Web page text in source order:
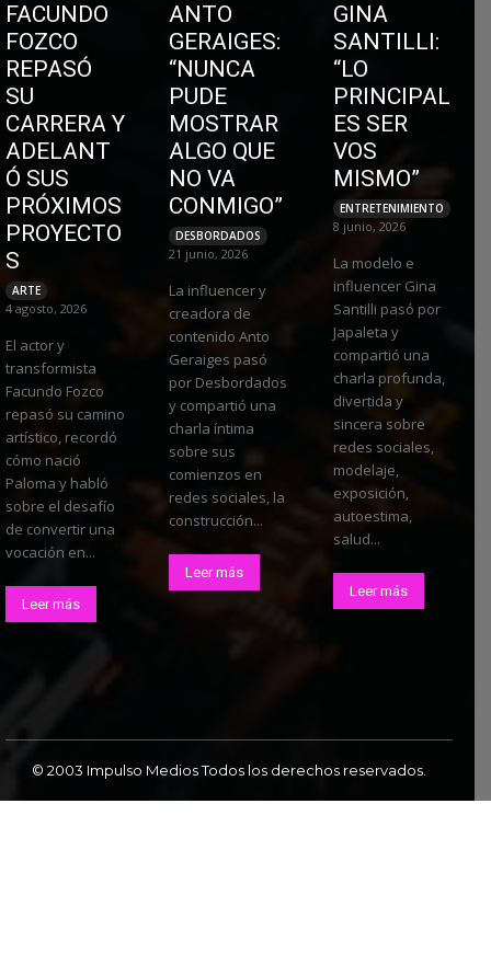
FACUNDO
FOZCO
REPASÓ
SU
CARRERA Y
ADELANT
Ó SUS
PRÓXIMOS
PROYECTO
S
ARTE
4 agosto, 2026
El actor y
transformista
Facundo Fozco
repasó su camino
artístico, recordó
cómo nació
Paloma y habló
sobre el desafío
de convertir una
vocación en...
Leer más
ANTO
GERAIGES:
“NUNCA
PUDE
MOSTRAR
ALGO QUE
NO VA
CONMIGO”
DESBORDADOS
21 junio, 2026
La influencer y
creadora de
contenido Anto
Geraiges pasó
por Desbordados
y compartió una
charla íntima
sobre sus
comienzos en
redes sociales, la
construcción...
Leer más
GINA
SANTILLI:
“LO
PRINCIPAL
ES SER
VOS
MISMO”
ENTRETENIMIENTO
8 junio, 2026
La modelo e
influencer Gina
Santilli pasó por
Japaleta y
compartió una
charla profunda,
divertida y
sincera sobre
redes sociales,
modelaje,
exposición,
autoestima,
salud...
Leer más
© 2003 Impulso Medios Todos los derechos reservados.